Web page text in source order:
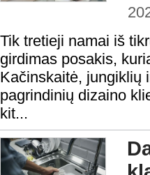
Tik tretieji namai iš
girdimas posakis,
Kačinskaitė, jungiklių
pagrindinių dizaino
kit...